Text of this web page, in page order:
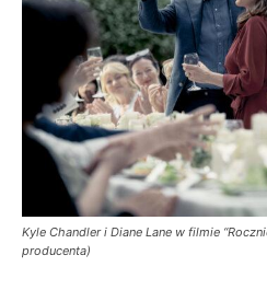
Kyle Chandler i Diane Lane w filmie
producenta)